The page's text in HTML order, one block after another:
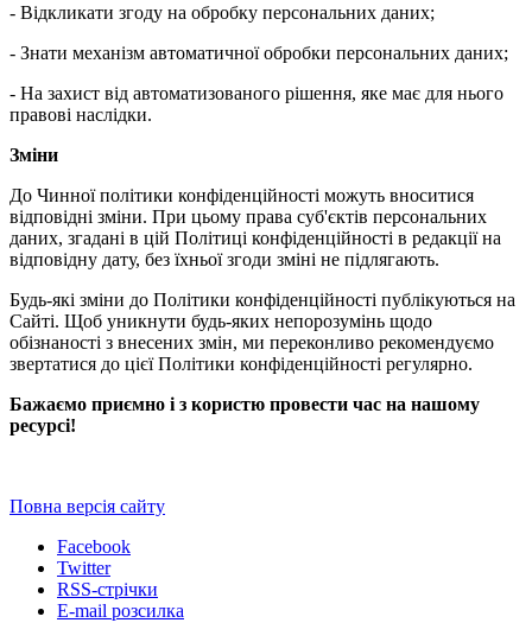
- Відкликати згоду на обробку персональних даних;
- Знати механізм автоматичної обробки персональних даних;
- На захист від автоматизованого рішення, яке має для нього
правові наслідки.
Зміни
До Чинної політики конфіденційності можуть вноситися
відповідні зміни. При цьому права суб'єктів персональних
даних, згадані в цій Політиці конфіденційності в редакції на
відповідну дату, без їхньої згоди зміні не підлягають.
Будь-які зміни до Політики конфіденційності публікуються на
Сайті. Щоб уникнути будь-яких непорозумінь щодо
обізнаності з внесених змін, ми переконливо рекомендуємо
звертатися до цієї Політики конфіденційності регулярно.
Бажаємо приємно і з користю провести час на нашому
ресурсі!
Повна версія сайту
Facebook
Twitter
RSS-стрічки
E-mail розсилка